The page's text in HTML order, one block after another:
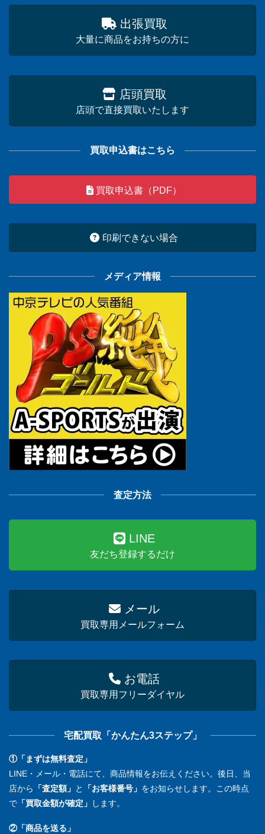
出張買取
大量に商品をお持ちの方に
店頭買取
店頭で直接買取いたします
買取申込書はこちら
買取申込書（PDF）
印刷できない場合
メディア情報
査定方法
LINE
友だち登録するだけ
メール
買取専用メールフォーム
お電話
買取専用フリーダイヤル
宅配買取「かんたん3ステップ」
①「まずは無料査定」
LINE・メール・電話にて、商品情報をお伝えください。後日、当
店から
「査定額」 と 「お客様番号」 をお知らせします。この時点
で 「買取金額が確定」 します。
②「商品を送る」